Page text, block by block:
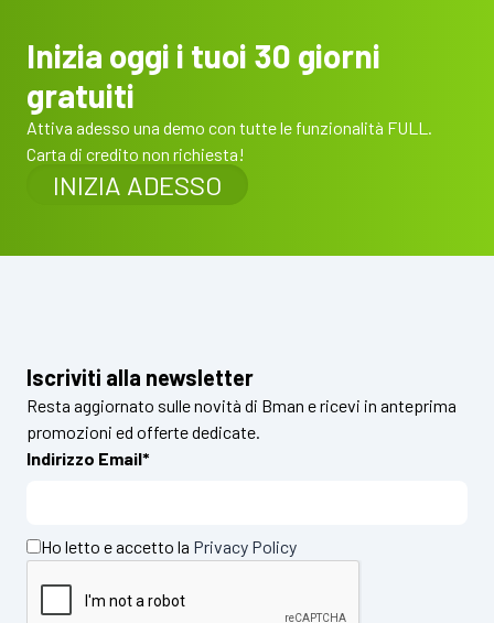
Inizia oggi i tuoi 30 giorni
gratuiti
Attiva adesso una demo con tutte le funzionalità FULL.
Carta di credito non richiesta!
INIZIA ADESSO
Iscriviti alla newsletter
Resta aggiornato sulle novità di Bman e ricevi in anteprima
promozioni ed offerte dedicate.
Indirizzo Email*
Ho letto e accetto la Privacy Policy